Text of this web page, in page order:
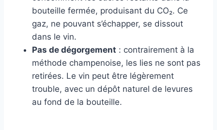
bouteille fermée, produisant du CO₂. Ce
gaz, ne pouvant s’échapper, se dissout
dans le vin.
Pas de dégorgement : contrairement à la
méthode champenoise, les lies ne sont pas
retirées. Le vin peut être légèrement
trouble, avec un dépôt naturel de levures
au fond de la bouteille.